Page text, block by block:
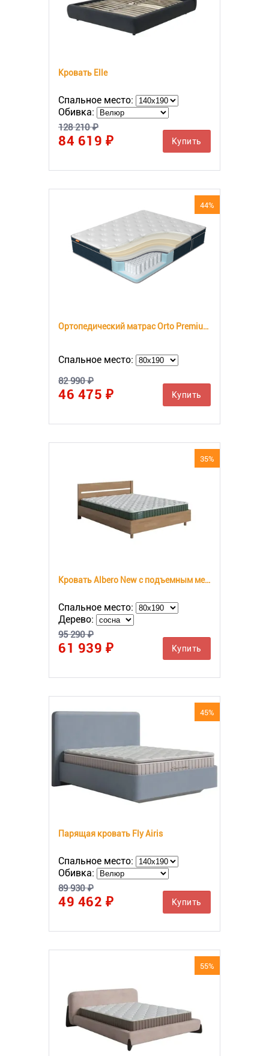
Кровать Elle
Спальное место:
Обивка:
128 210 ₽
84 619 ₽ Купить
44%
Ортопедический матрас Orto Premium Memory
Спальное место:
82 990 ₽
46 475 ₽ Купить
35%
Кровать Albero New с подъемным механизмом
Спальное место:
Дерево:
95 290 ₽
61 939 ₽ Купить
45%
Парящая кровать Fly Airis
Спальное место:
Обивка:
89 930 ₽
49 462 ₽ Купить
55%